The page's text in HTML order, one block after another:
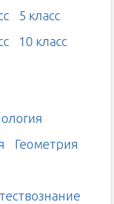
5 класс
10 класс
Геометрия